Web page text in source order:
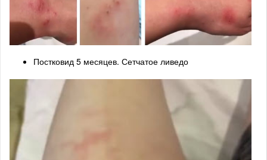
Постковид 5 месяцев. Сетчатое ливедо